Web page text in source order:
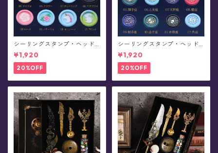
シーリングスタンプ・ヘッド
《多角形シリーズ》
¥1,920
20%OFF
シーリングスタンプ・ヘッド
《12星座シリーズVI・連星》
¥1,920
20%OFF